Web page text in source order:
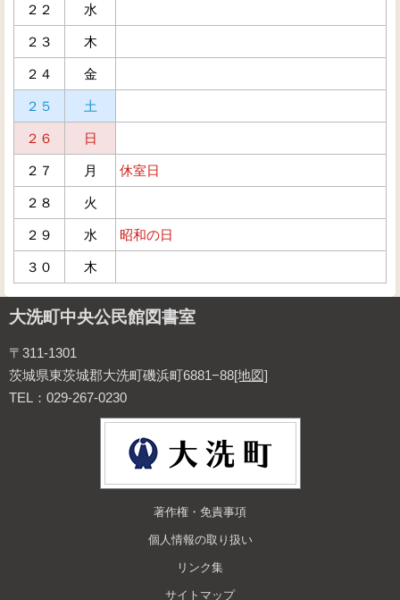
２２ 水
２３ 木
２４ 金
２５ 土
２６ 日
２７ 月 休室日
２８ 火
２９ 水 昭和の日
３０ 木
大洗町中央公民館図書室
〒311-1301
茨城県東茨城郡大洗町磯浜町6881−88[地図]
TEL：029-267-0230
著作権・免責事項
個人情報の取り扱い
リンク集
サイトマップ